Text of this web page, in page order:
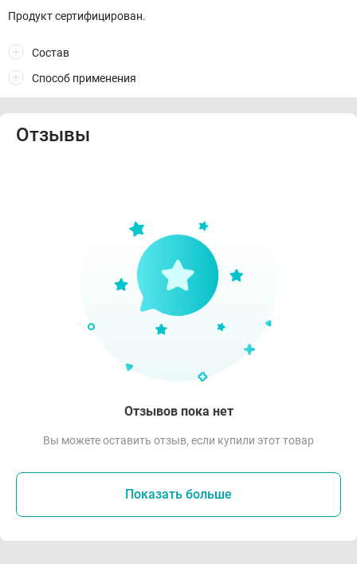
Продукт сертифицирован.
Состав
Способ применения
Отзывы
Отзывов пока нет
Вы можете оставить отзыв, если купили этот товар
Показать больше